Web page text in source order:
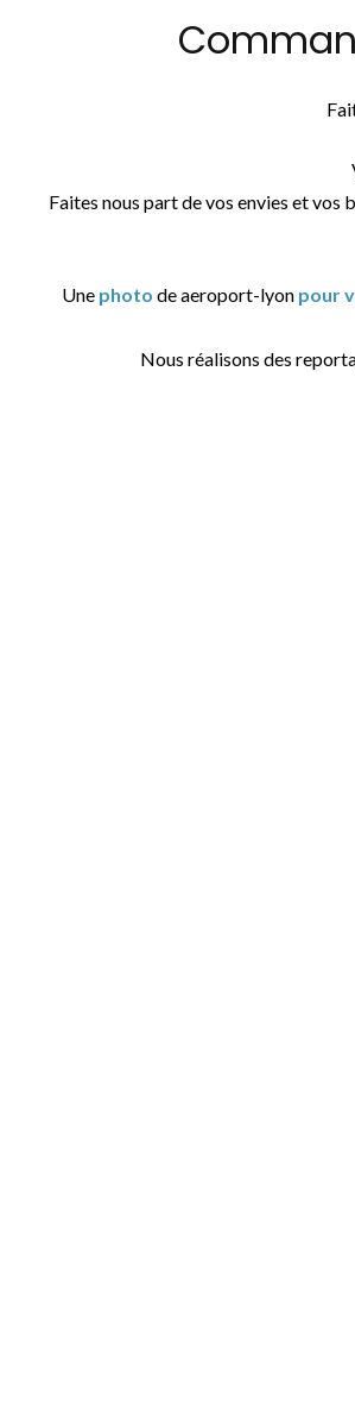
Faites nous part de vos envies et vos
Une photo de aeroport-lyon pour
Nous réalisons des